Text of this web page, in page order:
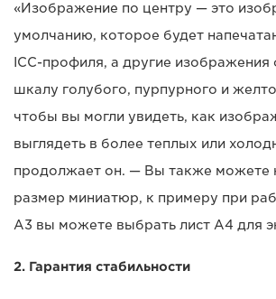
«Изображение по центру — это
умолчанию, которое будет
ICC-профиля, а другие
шкалу голубого, пурпурного и
чтобы вы могли увидеть, как
выглядеть в более теплых или
продолжает он. — Вы также можете
размер миниатюр, к примеру при
A3 вы можете выбрать лист A4 для
2. Гарантия стабильности